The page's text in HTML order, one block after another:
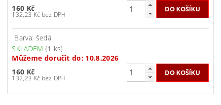
160 Kč
132,23 Kč bez DPH
Barva: šedá
SKLADEM (1 ks)
Můžeme doručit do: 10.8.2026
160 Kč
132,23 Kč bez DPH